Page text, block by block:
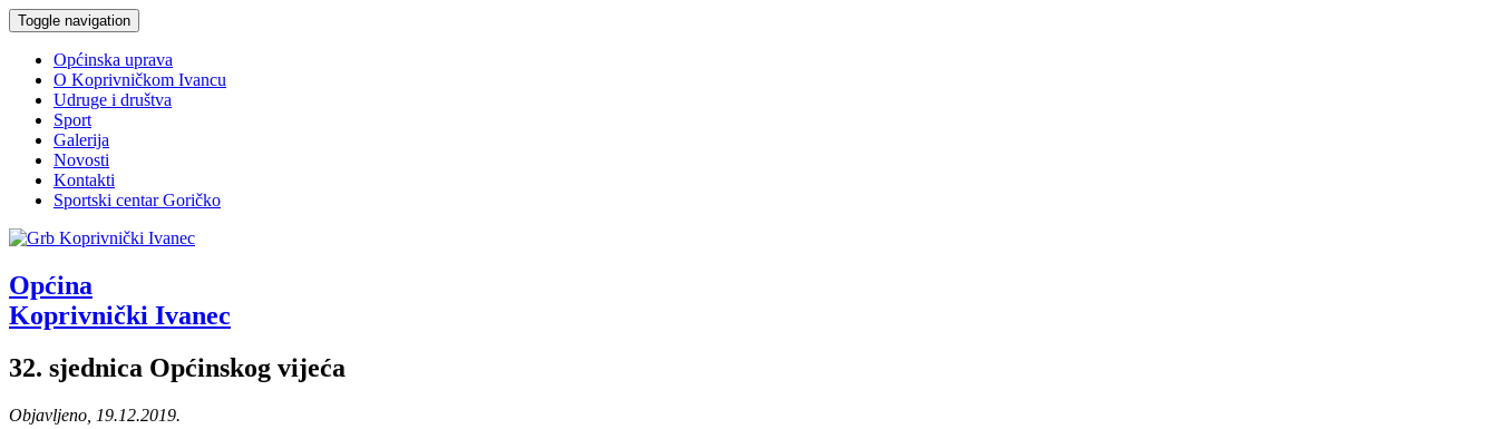
Toggle navigation
Općinska uprava
O Koprivničkom Ivancu
Udruge i društva
Sport
Galerija
Novosti
Kontakti
Sportski centar Goričko
Općina
Koprivnički Ivanec
32. sjednica Općinskog vijeća
Objavljeno, 19.12.2019.